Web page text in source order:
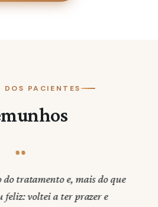
injetáveis de última
PACIENTES
tratamento e, mais do que
voltei a ter prazer e